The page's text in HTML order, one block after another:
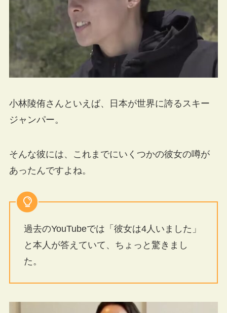
小林陵侑さんといえば、日本が世界に誇るスキー
ジャンパー。
そんな彼には、これまでにいくつかの彼女の噂が
あったんですよね。
過去のYouTubeでは「彼女は4人いました」
と本人が答えていて、ちょっと驚きまし
た。